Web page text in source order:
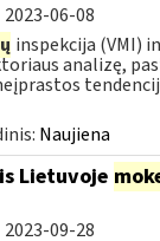
2023-06-08
inspekcija (VMI)
analizę,
Naujiena
Lietuvoje
2023-09-28